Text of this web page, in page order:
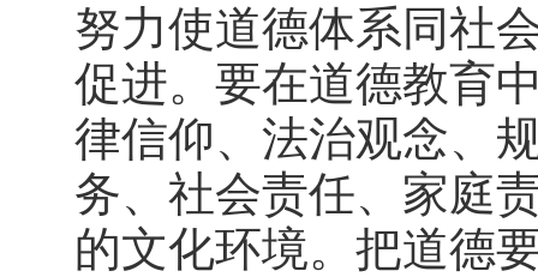
努力使道德体系同社
促进。要在道德教育
律信仰、法治观念、
务、社会责任、家庭
的文化环境。把道德